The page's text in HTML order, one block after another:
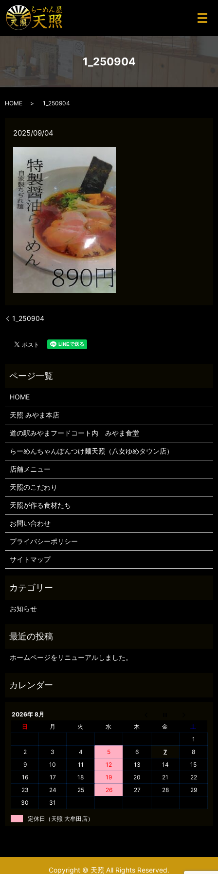
メ
1_250904
HOME 1_250904
2025/09/04
1_250904
HOME
天照 みやま本店
道の駅みやまフードコート内 みやま食堂
らーめんちゃんぽんつけ麺天照（八女ゆめタウン店）
店舗メニュー
天照のこだわり
天照が作る食材たち
お問い合わせ
プライバシーポリシー
サイトマップ
お知らせ
ホームページをリニューアルしました。
2026年 8月
日
月 火 水 木 金
土
1
2
3 4 5 6 7
8
9
10 11 12 13 14
15
16
17 18 19 20 21
22
23
24 25 26 27 28
29
30
31
定休日（天照 大牟田店）
Copyright © 天照 All Rights Reserved.